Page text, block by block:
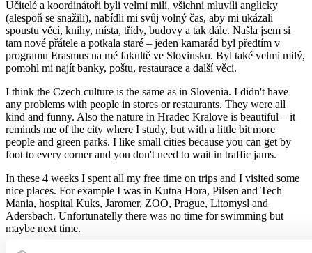
Učitelé a koordinátoři byli velmi milí, všichni mluvili anglicky
(alespoň se snažili), nabídli mi svůj volný čas, aby mi ukázali
spoustu věcí, knihy, místa, třídy, budovy a tak dále. Našla jsem si
tam nové přátele a potkala staré – jeden kamarád byl předtím v
programu Erasmus na mé fakultě ve Slovinsku. Byl také velmi milý,
pomohl mi najít banky, poštu, restaurace a další věci.
I think the Czech culture is the same as in Slovenia. I didn't have
any problems with people in stores or restaurants. They were all
kind and funny. Also the nature in Hradec Kralove is beautiful – it
reminds me of the city where I study, but with a little bit more
people and green parks. I like small cities because you can get by
foot to every corner and you don't need to wait in traffic jams.
In these 4 weeks I spent all my free time on trips and I visited some
nice places. For example I was in Kutna Hora, Pilsen and Tech
Mania, hospital Kuks, Jaromer, ZOO, Prague, Litomysl and
Adersbach. Unfortunatelly there was no time for swimming but
maybe next time.